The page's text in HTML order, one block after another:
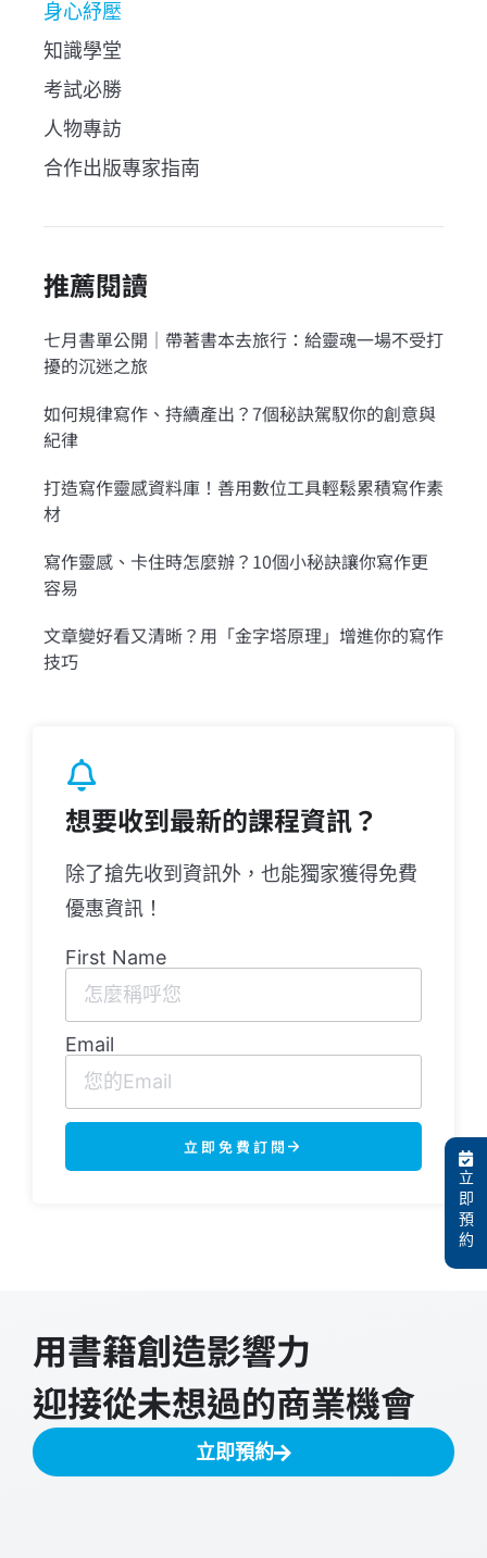
身心紓壓
知識學堂
考試必勝
人物專訪
合作出版專家指南
推薦閱讀
七月書單公開｜帶著書本去旅行：給靈魂一場不受打
擾的沉迷之旅
如何規律寫作、持續產出？7個秘訣駕馭你的創意與
紀律
打造寫作靈感資料庫！善用數位工具輕鬆累積寫作素
材
寫作靈感、卡住時怎麼辦？10個小秘訣讓你寫作更
容易
文章變好看又清晰？用「金字塔原理」增進你的寫作
技巧
想要收到最新的課程資訊？
除了搶先收到資訊外，也能獨家獲得免費
優惠資訊！
First Name
Email
立即免費訂閱
用書籍創造影響力
迎接從未想過的商業機會
立即預約
立
即
預
約